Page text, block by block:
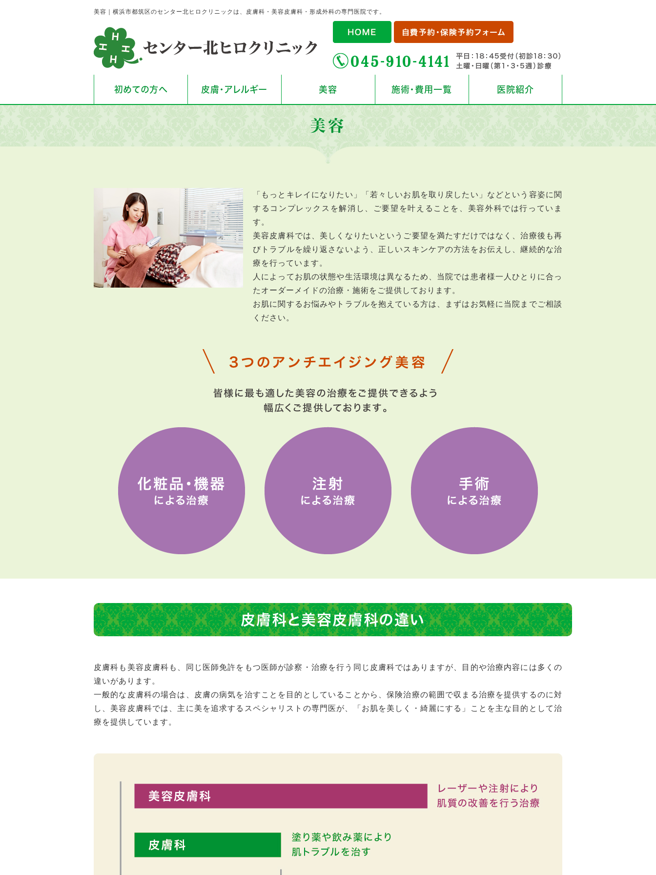
美容｜横浜市都筑区のセンター北ヒロクリニックは、皮膚科・美容皮膚科・形成外科の専門医院です。
初めての方へ 皮膚・アレルギー 美容 施術・費用一覧 医院紹介
美容
「もっとキレイになりたい」「若々しいお肌を取り戻したい」などという容姿に関
するコンプレックスを解消し、ご要望を叶えることを、美容外科では行っていま
す。
美容皮膚科では、美しくなりたいというご要望を満たすだけではなく、治療後も再
びトラブルを繰り返さないよう、正しいスキンケアの方法をお伝えし、継続的な治
療を行っています。
人によってお肌の状態や生活環境は異なるため、当院では患者様一人ひとりに合っ
たオーダーメイドの治療・施術をご提供しております。
お肌に関するお悩みやトラブルを抱えている方は、まずはお気軽に当院までご相談
ください。
皮膚科と美容皮膚科の違い
皮膚科も美容皮膚科も、同じ医師免許をもつ医師が診察・治療を行う同じ皮膚科ではありますが、目的や治療内容には多くの
違いがあります。
一般的な皮膚科の場合は、皮膚の病気を治すことを目的としていることから、保険治療の範囲で収まる治療を提供するのに対
し、美容皮膚科では、主に美を追求するスペシャリストの専門医が、「お肌を美しく・綺麗にする」ことを主な目的として治
療を提供しています。